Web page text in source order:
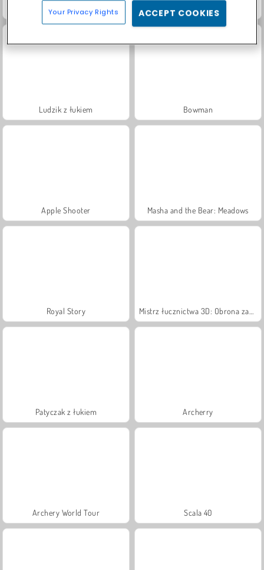
Archery War Stickman Archer 2
Ludzik z łukiem Bowman
Apple Shooter Masha and the Bear: Meadows
Royal Story
Patyczak z łukiem Archerry
Archery World Tour Scala 40
Your Privacy Rights ACCEPT COOKIES